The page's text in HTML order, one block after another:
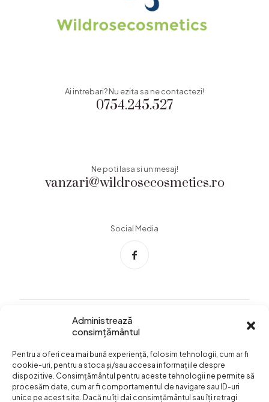
Administrează
consimțământul
Pentru a oferi cea mai bună experiență, folosim tehnologii, cum ar fi
cookie-uri, pentru a stoca și/sau accesa informațiile despre
dispozitive. Consimțământul pentru aceste tehnologii ne permite să
procesăm date, cum ar fi comportamentul de navigare sau ID-uri
unice pe acest site. Dacă nu îți dai consimțământul sau îți retragi
0754.245.527
Ai intrebari? Nu ezita sa ne contactezi!
vanzari@wildrosecosmetics.ro
Ne poti lasa si un mesaj!
Social Media
Termeni si conditii
Confidentialitatea
datelor